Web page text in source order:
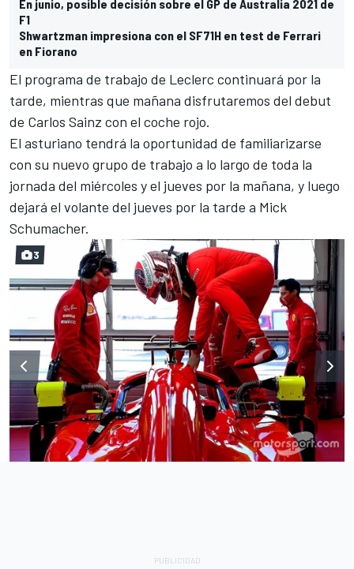
En junio, posible decisión sobre el GP de Australia 2021 de
F1
Shwartzman impresiona con el SF71H en test de Ferrari
en Fiorano
El programa de trabajo de Leclerc continuará por la
tarde, mientras que mañana disfrutaremos del debut
de Carlos Sainz con el coche rojo.
El asturiano tendrá la oportunidad de familiarizarse
con su nuevo grupo de trabajo a lo largo de toda la
jornada del miércoles y el jueves por la mañana, y luego
dejará el volante del jueves por la tarde a Mick
Schumacher.
3